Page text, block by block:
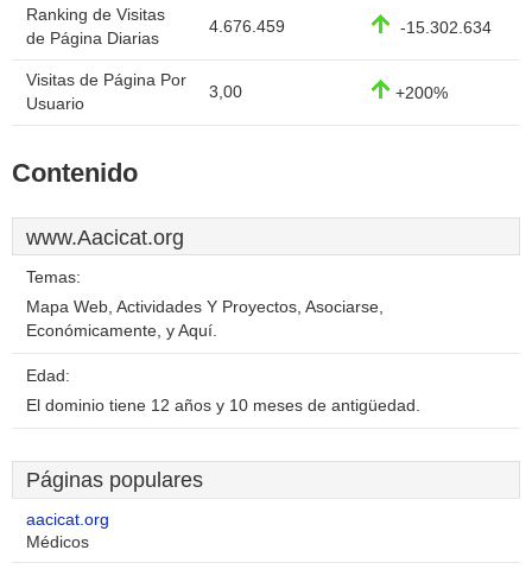
Ranking de Visitas
de Página Diarias
4.676.459 -15.302.634
Visitas de Página Por
Usuario
3,00 +200%
Contenido
www.Aacicat.org
Temas:
Mapa Web, Actividades Y Proyectos, Asociarse,
Económicamente, y Aquí.
Edad:
El dominio tiene 12 años y 10 meses de antigüedad.
Páginas populares
aacicat.org
Médicos